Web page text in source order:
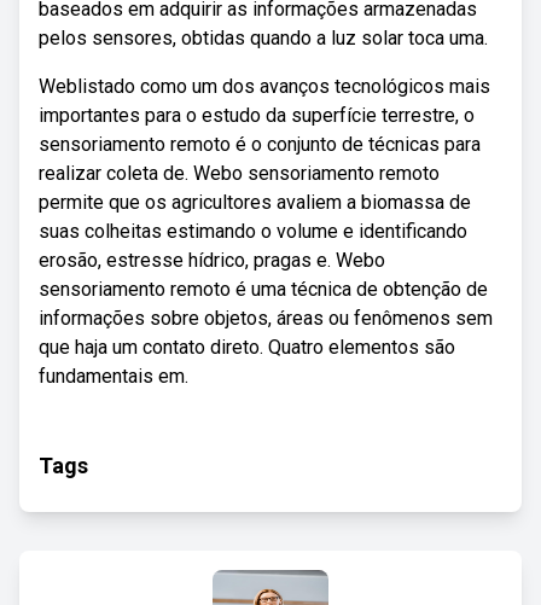
baseados em adquirir as informações armazenadas
pelos sensores, obtidas quando a luz solar toca uma.
Weblistado como um dos avanços tecnológicos mais
importantes para o estudo da superfície terrestre, o
sensoriamento remoto é o conjunto de técnicas para
realizar coleta de. Webo sensoriamento remoto
permite que os agricultores avaliem a biomassa de
suas colheitas estimando o volume e identificando
erosão, estresse hídrico, pragas e. Webo
sensoriamento remoto é uma técnica de obtenção de
informações sobre objetos, áreas ou fenômenos sem
que haja um contato direto. Quatro elementos são
fundamentais em.
Tags